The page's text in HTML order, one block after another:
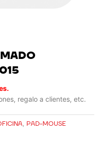
regalo a clientes, etc.
, PAD-MOUSE